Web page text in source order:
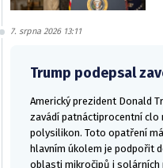
7. srpna 2026 13:11
Trump podepsal
Americký prezident Donald
zavádí patnáctiprocentní clo
polysilikon. Toto opatření
hlavním úkolem je podpořit
oblasti mikročipů i solárních